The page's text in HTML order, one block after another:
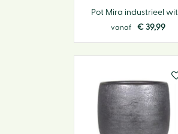
Pot Mira industrieel wit
vanaf € 39,99